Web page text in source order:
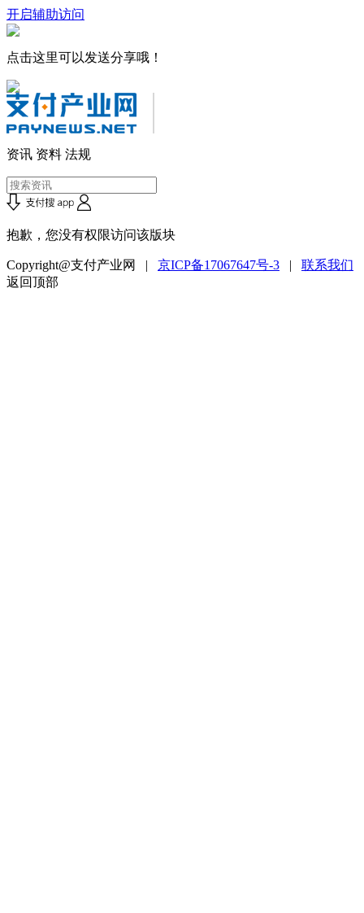
开启辅助访问
点击这里可以发送分享哦！
资讯 资料 法规
抱歉，您没有权限访问该版块
Copyright@支付产业网 | 京ICP备17067647号-3 | 联系我们
返回顶部